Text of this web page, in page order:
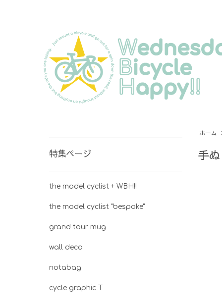
ホーム
手
特集ページ
the model cyclist + WBH!!
the model cyclist "bespoke"
grand tour mug
wall deco
notabag
cycle graphic T